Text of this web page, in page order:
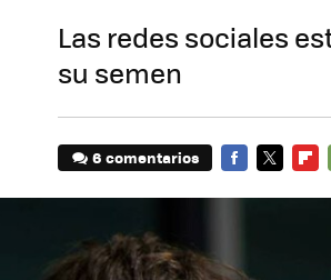
Las redes sociales
su semen
6 comentarios